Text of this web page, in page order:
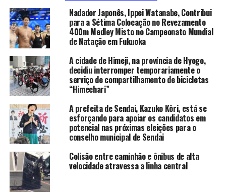
Nadador Japonês, Ippei Watanabe, Contribui
para a Sétima Colocação no Revezamento
400m Medley Misto no Campeonato Mundial
de Natação em Fukuoka
A cidade de Himeji, na província de Hyogo,
decidiu interromper temporariamente o
serviço de compartilhamento de bicicletas
“Himechari”
A prefeita de Sendai, Kazuko Kōri, está se
esforçando para apoiar os candidatos em
potencial nas próximas eleições para o
conselho municipal de Sendai
Colisão entre caminhão e ônibus de alta
velocidade atravessa a linha central